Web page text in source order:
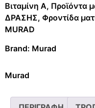
Βιταμίνη A, Προϊόντα
ΔΡΑΣΗΣ, Φροντίδα
MURAD
Brand: Murad
Murad